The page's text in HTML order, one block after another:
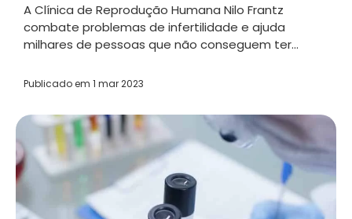
A Clínica de Reprodução Humana Nilo Frantz
combate problemas de infertilidade e ajuda
milhares de pessoas que não conseguem ter...
Publicado em 1 mar 2023